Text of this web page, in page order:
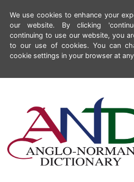
We use cookies to enhance your
our website. By clicking
continuing to use our website, you
to our use of cookies. You can
cookie settings in your browser at